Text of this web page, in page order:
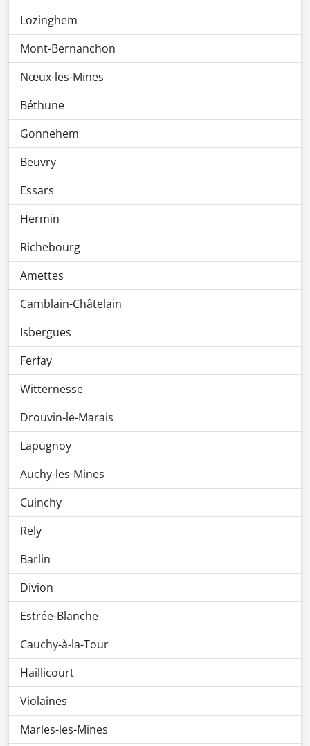
Lozinghem
Mont-Bernanchon
Nœux-les-Mines
Béthune
Gonnehem
Beuvry
Essars
Hermin
Richebourg
Amettes
Camblain-Châtelain
Isbergues
Ferfay
Witternesse
Drouvin-le-Marais
Lapugnoy
Auchy-les-Mines
Cuinchy
Rely
Barlin
Divion
Estrée-Blanche
Cauchy-à-la-Tour
Haillicourt
Violaines
Marles-les-Mines